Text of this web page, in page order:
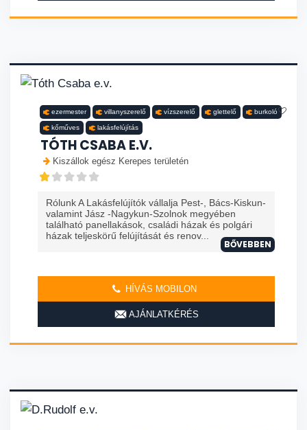
ezermester villanyszerelő vízszerelő glettelő burkoló
kőműves lakásfelújítás
TÓTH CSABA E.V.
Kiszállok egész Kerepes területén
Rólunk A Lakásfelújítók vállalja Pest-, Bács-Kiskun-
valamint Jász -Nagykun-Szolnok megyében
található panellakások, családi házak és polgári
házak teljeskörű felújítását és renov...
BŐVEBBEN
HÍVÁS MOBILON
AJÁNLATKÉRÉS